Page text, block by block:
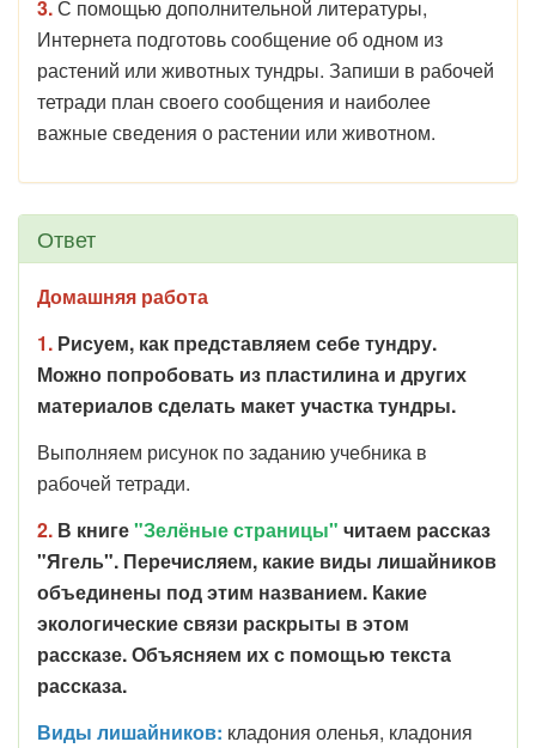
3.С помощью дополнительной литературы,
Интернета подготовь сообщение об одном из
растений или животных тундры. Запиши в рабочей
тетради план своего сообщения и наиболее
важные сведения о растении или животном.
Ответ
Домашняя работа
1. Рисуем, как представляем себе тундру.
Можно попробовать из пластилина и других
материалов сделать макет участка тундры.
Выполняем рисунок по заданию учебника в
рабочей тетради.
2. В книге"Зелёные страницы" читаем рассказ
"Ягель". Перечисляем, какие виды лишайников
объединены под этим названием. Какие
экологические связи раскрыты в этом
рассказе. Объясняем их с помощью текста
рассказа.
Виды лишайников: кладония оленья, кладония